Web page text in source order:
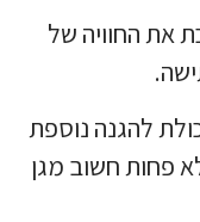
את החוויה של
להגנה נוספת
פחות חשוב מגן